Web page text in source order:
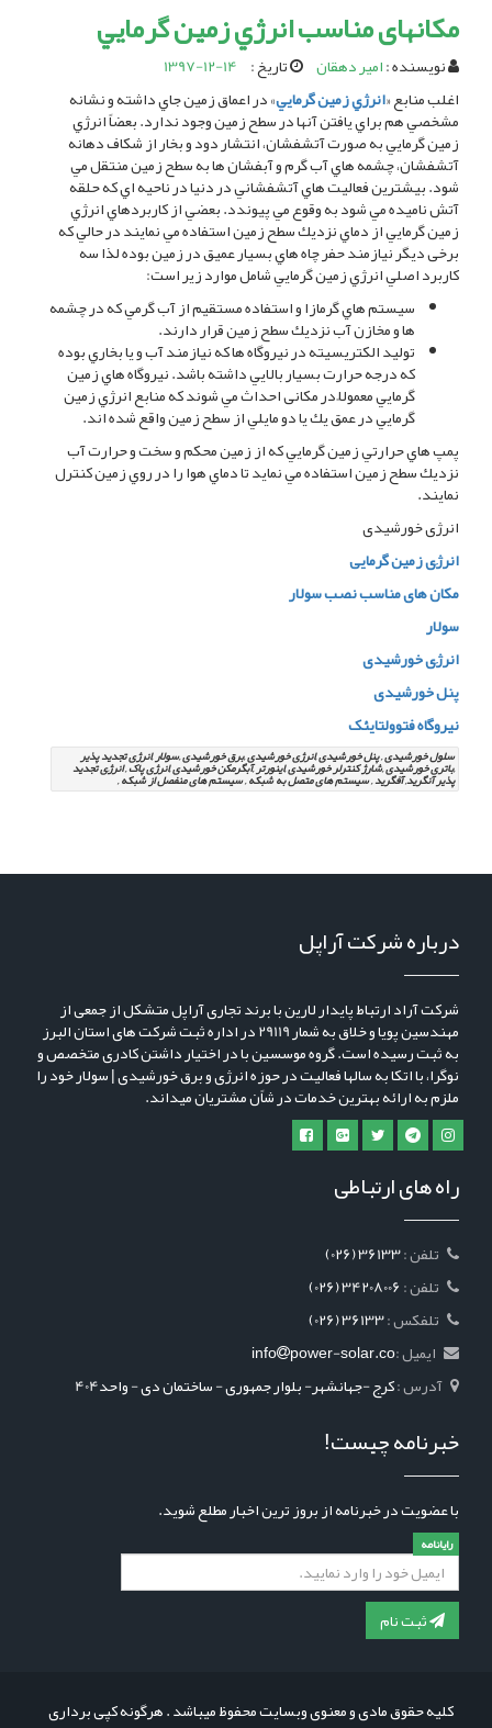
مکانهای مناسب انرژي زمين گرمايي
نویسنده :امیر دهقان تاریخ : 1397-12-14
اغلب منابع «انرژي زمين گرمايي» در اعماق زمين جاي داشته و نشانه
مشخصي هم براي يافتن آنها در سطح زمين وجود ندارد. بعضاً انرژي
زمين گرمايي به صورت آتشفشان، انتشار دود و بخار از شكاف دهانه
آتشفشان، چشمه هاي آب گرم و آبفشان ها به سطح زمين منتقل مي
شود. بيشترين فعاليت هاي آتشفشاني در دنيا در ناحيه اي كه حلقه
آتش ناميده مي شود به وقوع مي پيوندد. بعضي از كاربردهاي انرژي
زمين گرمايي از دماي نزديك سطح زمين استفاده مي نمایند در حالي كه
برخی ديگر نيازمند حفر چاه هاي بسيار عميق در زمين بوده لذا سه
كاربرد اصلي انرژي زمين گرمايي شامل موارد زير است:
سيستم هاي گرمازا و استفاده مستقيم از آب گرمي كه در چشمه
ها و مخازن آب نزديك سطح زمين قرار دارند.
توليد الكتريسيته در نيروگاه ها كه نيازمند آب و يا بخاري بوده
كه درجه حرارت بسيار بالايي داشته باشد. نيروگاه هاي زمين
گرمايي معمولاً در مکانی احداث مي شوند كه منابع انرژي زمين
گرمايي در عمق يك يا دو مايلي از سطح زمين واقع شده اند.
پمپ هاي حرارتي زمين گرمايي كه از زمين محكم و سخت و حرارت آب
نزديك سطح زمين استفاده مي نماید تا دماي هوا را در روي زمين كنترل
نمایند.
انرژی خورشیدی
انرژِی زمین گرمایی
مکان های مناسب نصب سولار
سولار
انرژِی خورشیدی
پنل خورشیدی
نیروگاه فتوولتایئک
سلول خورشیدی , پنل خورشیدی ,انرژی خورشیدی ,برق خورشیدی ,سولار ,انرژی تجدید پذیر
,باتری خورشیدی ,شارژ کنترلر خورشیدی ,اینورتر ,آبگرمکن خورشیدی ,انرژی پاک , انرژِی تجدید
پذیر آنگرید, آفگرید , سیستم های متصل به شبکه , سیستم های منفصل از شبکه ,
درباره شرکت آراپل
شرکت آراد ارتباط پایدار لارین با برند تجاری آراپل متشکل از جمعی از
مهندسین پویا و خلاق به شمار 29119 در اداره ثبت شرکت های استان البرز
به ثبت رسیده است. گروه موسسین با در اختیار داشتن کادری متخصص و
نوگرا، با اتکا به سالها فعالیت در حوزه انرژی و برق خورشیدی | سولار خود را
ملزم به ارائه بهترین خدمات در شاًن مشتریان میداند.
راه های ارتباطی
(026) 36133
(026) 34208006
(026) 36133
ایمیل :
info power-solar.co
آدرس :کرج -جهانشهر- بلوار جمهوری - ساختمان دی - واحد404
خبرنامه چیست!
با عضویت در خبرنامه از بروز ترین اخبار مطلع شوید.
رایانامه
ثبت نام
کلیه حقوق مادی و معنوی وبسایت محفوظ میباشد . هرگونه کپی برداری